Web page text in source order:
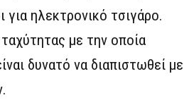
για ηλεκτρονικό τσιγάρο.
με την οποία
δυνατό να διαπιστωθεί με